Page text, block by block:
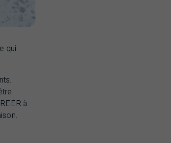
qui
REER à